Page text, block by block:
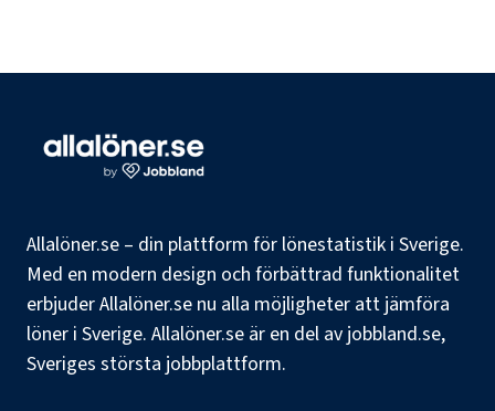
Allalöner.se – din plattform för lönestatistik i Sverige.
Med en modern design och förbättrad funktionalitet
erbjuder Allalöner.se nu alla möjligheter att jämföra
löner i Sverige. Allalöner.se är en del av jobbland.se,
Sveriges största jobbplattform.